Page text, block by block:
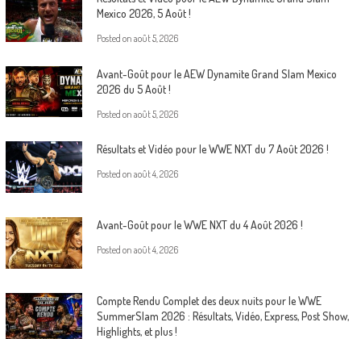
Mexico 2026, 5 Août !
Posted on août 5, 2026
Avant-Goût pour le AEW Dynamite Grand Slam Mexico
2026 du 5 Août !
Posted on août 5, 2026
Résultats et Vidéo pour le WWE NXT du 7 Août 2026 !
Posted on août 4, 2026
Avant-Goût pour le WWE NXT du 4 Août 2026 !
Posted on août 4, 2026
Compte Rendu Complet des deux nuits pour le WWE
SummerSlam 2026 : Résultats, Vidéo, Express, Post Show,
Highlights, et plus !